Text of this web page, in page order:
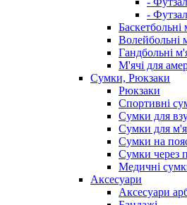
-
Баскетбольні
Волейбольні
Гандбольні
М'ячі для
Сумки, Рюкзаки
Рюкзаки
Спортивні
Сумки для
Сумки для
Сумки на
Сумки через
Медичні
Аксесуари
Аксесуари